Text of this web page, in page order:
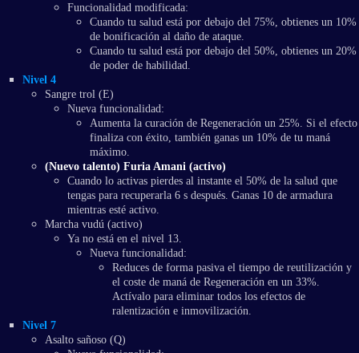
Funcionalidad modificada:
Cuando tu salud está por debajo del 75%, obtienes un 10%
de bonificación al daño de ataque.
Cuando tu salud está por debajo del 50%, obtienes un 20%
de poder de habilidad.
Nivel 4
Sangre trol (E)
Nueva funcionalidad:
Aumenta la curación de Regeneración un 25%. Si el efecto
finaliza con éxito, también ganas un 10% de tu maná
máximo.
(Nuevo talento) Furia Amani (activo)
Cuando lo activas pierdes al instante el 50% de la salud que
tengas para recuperarla 6 s después. Ganas 10 de armadura
mientras esté activo.
Marcha vudú (activo)
Ya no está en el nivel 13.
Nueva funcionalidad:
Reduces de forma pasiva el tiempo de reutilización y
el coste de maná de Regeneración en un 33%.
Actívalo para eliminar todos los efectos de
ralentización e inmovilización.
Nivel 7
Asalto sañoso (Q)